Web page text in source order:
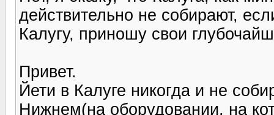
действительно не собирают,
Калугу, приношу свои
Привет.
Йети в Калуге никогда и не
Нижнем(на оборудовании, на